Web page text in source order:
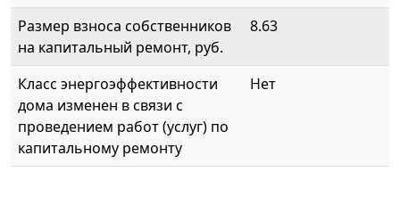
Размер взноса собственников
на капитальный ремонт, руб.
8.63
Класс энергоэффективности
дома изменен в связи с
проведением работ (услуг) по
капитальному ремонту
Нет